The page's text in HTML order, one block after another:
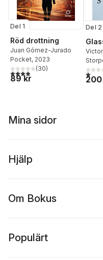
Del 1
Röd drottning
Juan Gómez-Jurado
Pocket, 2023
3,9utav 5 stjärnor. Totalt antal
(30)
89 kr
Del 2
1,0
Mina sidor
Hjälp
Om Bokus
Populärt